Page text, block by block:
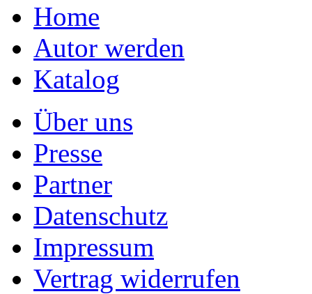
Home
Autor werden
Katalog
Über uns
Presse
Partner
Datenschutz
Impressum
Vertrag widerrufen